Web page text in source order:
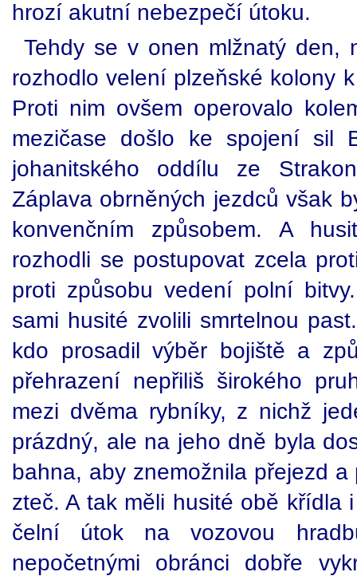
hrozí akutní nebezpečí útoku.
Tehdy se v onen mlžnatý den,
rozhodlo velení plzeňské kolony
Proti nim ovšem operovalo
mezičase došlo ke spojení sil
johanitského oddílu ze
Záplava obrněných jezdců však
konvenčním způsobem. A
rozhodli se postupovat zcela
proti způsobu vedení polní
sami husité zvolili smrtelnou
kdo prosadil výběr bojiště a
přehrazení nepřiliš širokého
mezi dvěma rybníky, z nichž
prázdný, ale na jeho dně byla
bahna, aby znemožnila přejezd
zteč. A tak měli husité obě křídla
čelní útok na vozovou
nepočetnými obránci dobře